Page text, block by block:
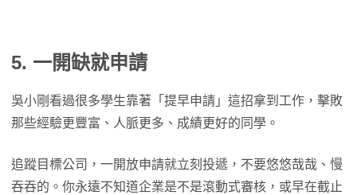
5. 一開缺就申請
吳小剛看過很多學生靠著「提早申請」這招拿到工作，擊敗
那些經驗更豐富、人脈更多、成績更好的同學。
追蹤目標公司，一開放申請就立刻投遞，不要悠悠哉哉、慢
吞吞的。你永遠不知道企業是不是滾動式審核，或早在截止